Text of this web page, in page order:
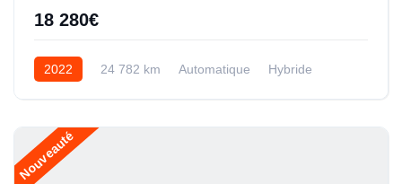
18 280€
2022 24 782 km Automatique Hybride
Nouveauté